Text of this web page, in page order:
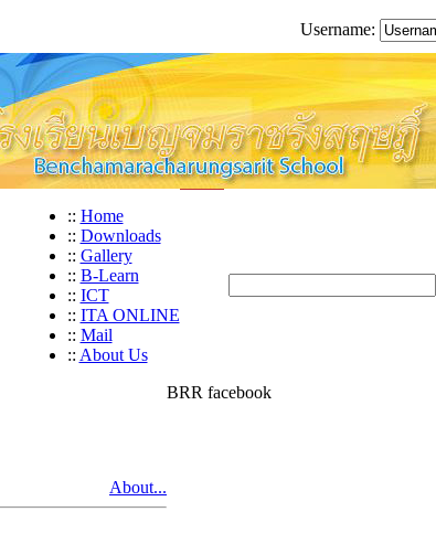
Username:
:: Home
:: Downloads
:: Gallery
:: B-Learn
:: ICT
:: ITA ONLINE
:: Mail
:: About Us
About...
BRR facebook